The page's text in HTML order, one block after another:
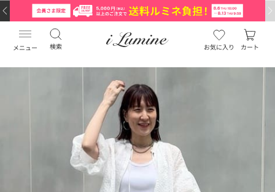
メニュー 検索 お気に入り カート